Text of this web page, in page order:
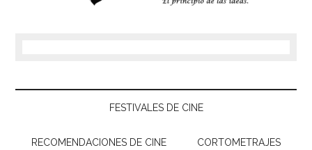
FESTIVALES DE CINE
RECOMENDACIONES DE CINE CORTOMETRAJES